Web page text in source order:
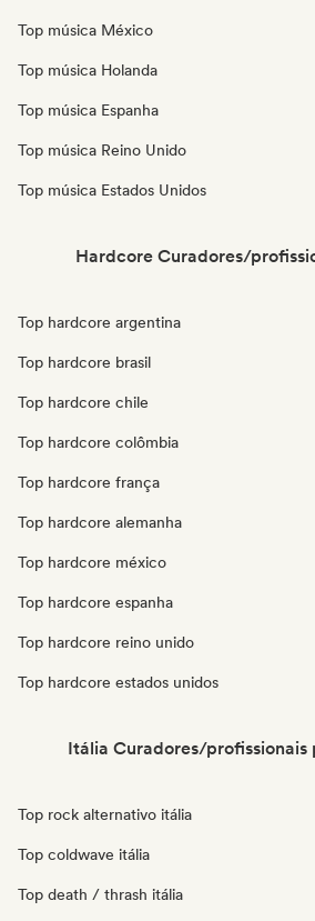
Top música México
Top música Holanda
Top música Espanha
Top música Reino Unido
Top música Estados Unidos
Hardcore Curadores/
Top hardcore argentina
Top hardcore brasil
Top hardcore chile
Top hardcore colômbia
Top hardcore frança
Top hardcore alemanha
Top hardcore méxico
Top hardcore espanha
Top hardcore reino unido
Top hardcore estados unidos
Itália Curadores/profissionais
Top rock alternativo itália
Top coldwave itália
Top death / thrash itália